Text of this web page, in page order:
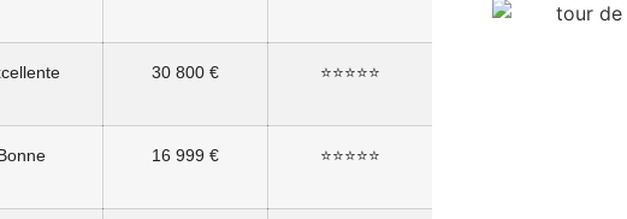
30 800 € ⭐⭐⭐⭐⭐
16 999 € ⭐⭐⭐⭐⭐